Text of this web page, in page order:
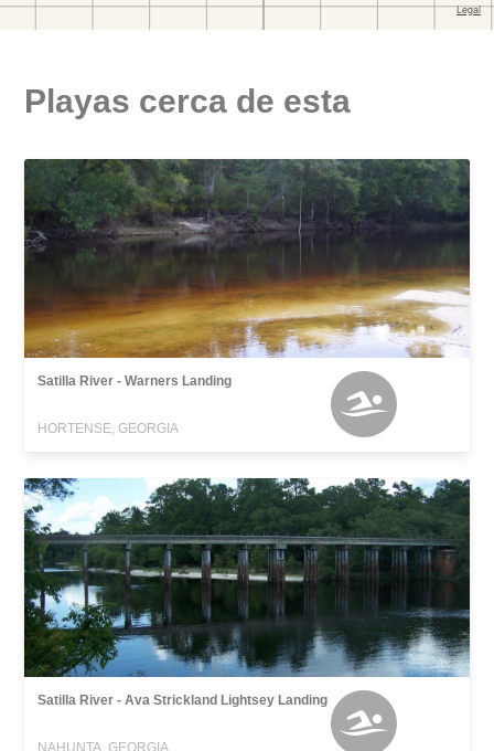
Playas cerca de esta
Satilla River - Warners Landing
HORTENSE, GEORGIA
Satilla River - Ava Strickland Lightsey Landing
NAHUNTA, GEORGIA